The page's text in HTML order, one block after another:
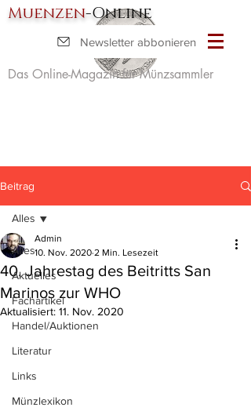
Muenzen-Online
Das Online-Magazin für Münzsammler
Newsletter abbonieren
Beitrag
Alles
Aktuelles
Fachartikel
Handel/Auktionen
Literatur
Links
Münzlexikon
Alles
40. Jahrestag des Beitritts San
Marinos zur WHO
Admin
10. Nov. 2020 2 Min. Lesezeit
Aktualisiert: 11. Nov. 2020